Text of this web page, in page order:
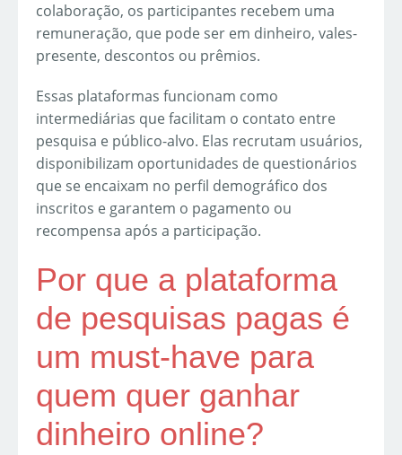
colaboração, os participantes recebem uma
remuneração, que pode ser em dinheiro, vales-
presente, descontos ou prêmios.
Essas plataformas funcionam como
intermediárias que facilitam o contato entre
pesquisa e público-alvo. Elas recrutam usuários,
disponibilizam oportunidades de questionários
que se encaixam no perfil demográfico dos
inscritos e garantem o pagamento ou
recompensa após a participação.
Por que a plataforma
de pesquisas pagas é
um must-have para
quem quer ganhar
dinheiro online?